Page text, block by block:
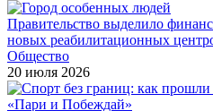
Правительство выделило
новых реабилитационных
Общество
20 июля 2026